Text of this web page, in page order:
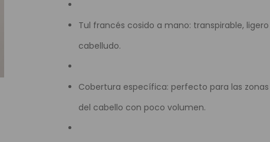
Tul francés cosido a mano: transpirable,
cabelludo.
Cobertura específica: perfecto para las
del cabello con poco volumen.